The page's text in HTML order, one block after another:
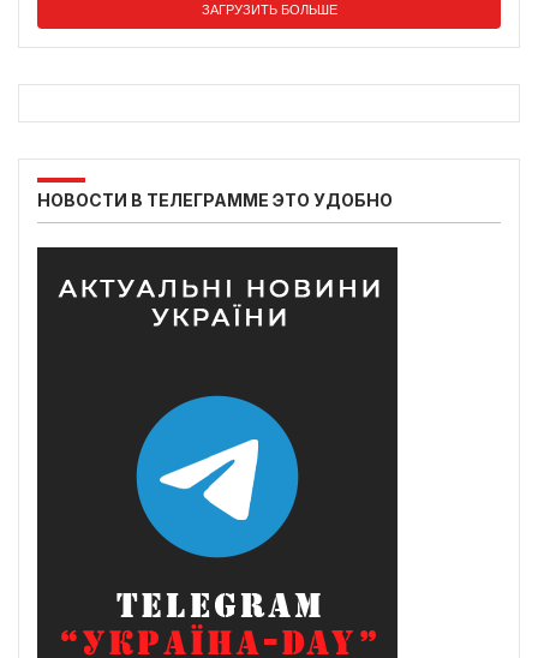
ЗАГРУЗИТЬ БОЛЬШЕ
НОВОСТИ В ТЕЛЕГРАММЕ ЭТО УДОБНО